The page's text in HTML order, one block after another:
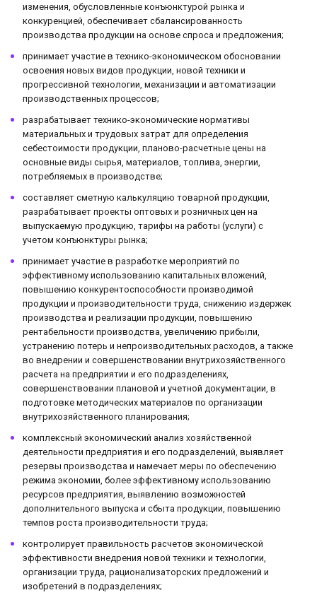
изменения, обусловленные конъюнктурой рынка и
конкуренцией, обеспечивает сбалансированность
производства продукции на основе спроса и предложения;
принимает участие в технико-экономическом обосновании
освоения новых видов продукции, новой техники и
прогрессивной технологии, механизации и автоматизации
производственных процессов;
разрабатывает технико-экономические нормативы
материальных и трудовых затрат для определения
себестоимости продукции, планово-расчетные цены на
основные виды сырья, материалов, топлива, энергии,
потребляемых в производстве;
составляет сметную калькуляцию товарной продукции,
разрабатывает проекты оптовых и розничных цен на
выпускаемую продукцию, тарифы на работы (услуги) с
учетом конъюнктуры рынка;
принимает участие в разработке мероприятий по
эффективному использованию капитальных вложений,
повышению конкурентоспособности производимой
продукции и производительности труда, снижению издержек
производства и реализации продукции, повышению
рентабельности производства, увеличению прибыли,
устранению потерь и непроизводительных расходов, а также
во внедрении и совершенствовании внутрихозяйственного
расчета на предприятии и его подразделениях,
совершенствовании плановой и учетной документации, в
подготовке методических материалов по организации
внутрихозяйственного планирования;
комплексный экономический анализ хозяйственной
деятельности предприятия и его подразделений, выявляет
резервы производства и намечает меры по обеспечению
режима экономии, более эффективному использованию
ресурсов предприятия, выявлению возможностей
дополнительного выпуска и сбыта продукции, повышению
темпов роста производительности труда;
контролирует правильность расчетов экономической
эффективности внедрения новой техники и технологии,
организации труда, рационализаторских предложений и
изобретений в подразделениях;